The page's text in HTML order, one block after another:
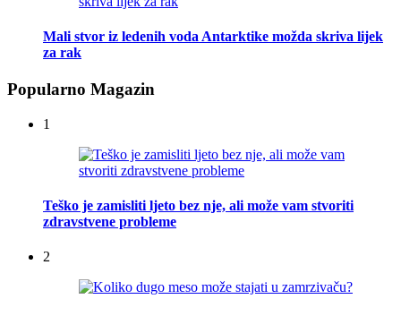
Mali stvor iz ledenih voda Antarktike možda skriva lijek
za rak
Popularno Magazin
1
Teško je zamisliti ljeto bez nje, ali može vam stvoriti
zdravstvene probleme
2